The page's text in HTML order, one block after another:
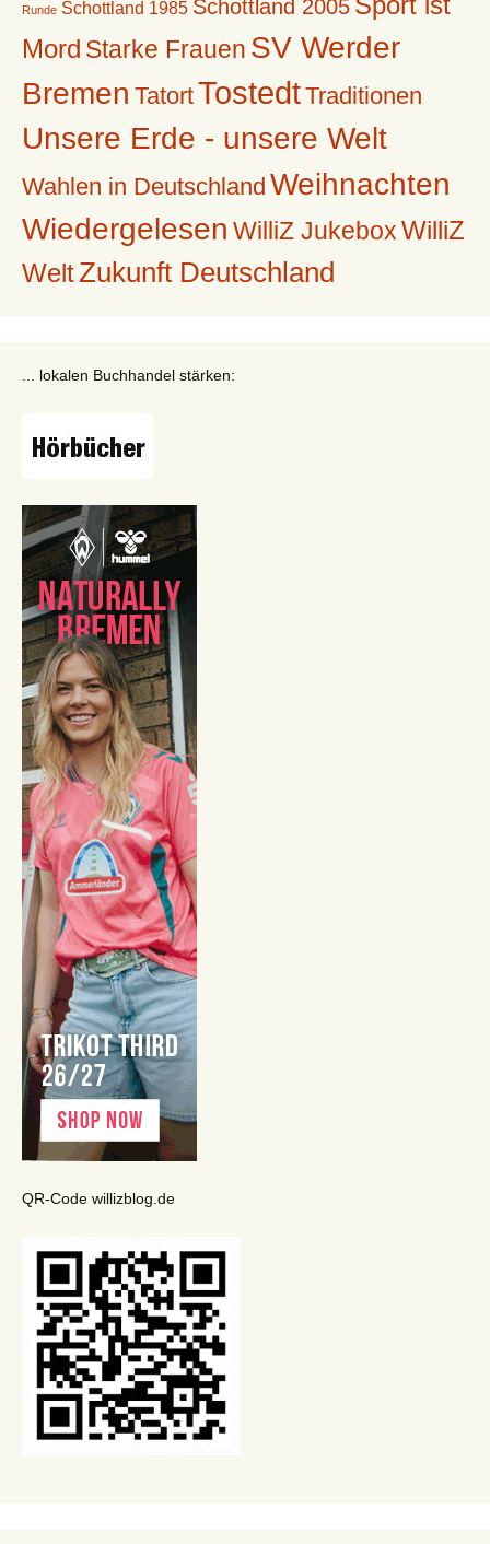
Runde Schottland 1985 Schottland 2005
Mord Starke Frauen SV Werder
Bremen TatortTostedtTraditionen
Unsere Erde - unsere Welt
Wahlen in Deutschland Weihnachten
Wiedergelesen WilliZ Jukebox WilliZ
WeltZukunft Deutschland
... lokalen Buchhandel stärken:
QR-Code willizblog.de